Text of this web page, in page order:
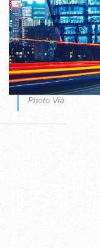
Photo Via